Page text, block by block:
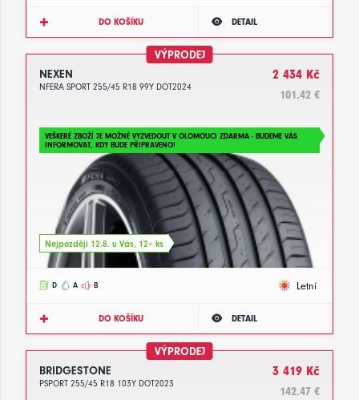
DO KOŠÍKU DETAIL
VÝPRODEJ
NEXEN
NFERA SPORT 255/45 R18 99Y DOT2024
2 434 Kč
101.42 €
VEŠKERÉ ZBOŽÍ JE MOŽNÉ VYZVEDOUT V OLOMOUCI ZDARMA - BUDEME VÁS
INFORMOVAT, KDY BUDE PŘIPRAVENO!
Nejpozději 12.8. u Vás, 12+ ks
D A B Letní
DO KOŠÍKU DETAIL
VÝPRODEJ
BRIDGESTONE
PSPORT 255/45 R18 103Y DOT2023
3 419 Kč
142.47 €